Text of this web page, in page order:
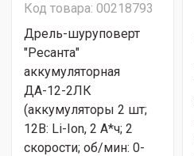
Код товара: 00218793
Дрель-шуруповерт
"Ресанта"
аккумуляторная
ДА-12-2ЛК
(аккумуляторы 2 шт;
12В: Li-Ion, 2 А*ч; 2
скорости; об/мин: 0-